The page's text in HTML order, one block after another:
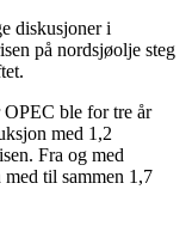
diskusjoner i
på nordsjøolje steg
ble for tre år
med 1,2
Fra og med
til sammen 1,7